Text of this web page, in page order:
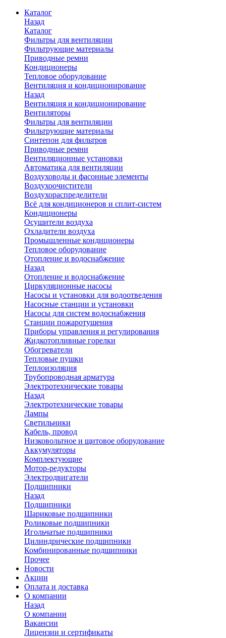
Каталог
Назад
Каталог
Фильтры для вентиляции
Фильтрующие материалы
Приводные ремни
Кондиционеры
Тепловое оборудование
Вентиляция и кондиционирование
Назад
Вентиляция и кондиционирование
Вентиляторы
Фильтры для вентиляции
Фильтрующие материалы
Синтепон для фильтров
Приводные ремни
Вентиляционные установки
Автоматика для вентиляции
Воздуховоды и фасонные элементы
Воздухоочистители
Воздухораспределители
Всё для кондиционеров и сплит-систем
Кондиционеры
Осушители воздуха
Охладители воздуха
Промышленные кондиционеры
Тепловое оборудование
Отопление и водоснабжение
Назад
Отопление и водоснабжение
Циркуляционные насосы
Насосы и установки для водоотведения
Насосные станции и установки
Насосы для систем водоснабжения
Станции пожаротушения
Приборы управления и регулирования
Жидкотопливные горелки
Обогреватели
Тепловые пушки
Теплоизоляция
Трубопроводная арматура
Электротехнические товары
Назад
Электротехнические товары
Лампы
Светильники
Кабель, провод
Низковольтное и щитовое оборудование
Аккумуляторы
Комплектующие
Мотор-редукторы
Электродвигатели
Подшипники
Назад
Подшипники
Шариковые подшипники
Роликовые подшипники
Игольчатые подшипники
Цилиндрические подшипники
Комбинированные подшипники
Прочее
Новости
Акции
Оплата и доставка
О компании
Назад
О компании
Вакансии
Лицензии и сертификаты